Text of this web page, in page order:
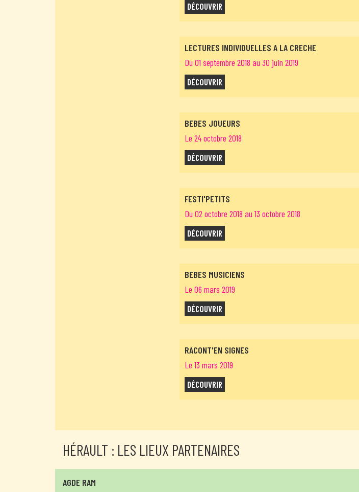
DÉCOUVRIR
LECTURES INDIVIDUELLES A LA CRECHE
Du 01 septembre 2018 au 30 juin 2019
DÉCOUVRIR
BEBES JOUEURS
Le 24 octobre 2018
DÉCOUVRIR
FESTI'PETITS
Du 02 octobre 2018 au 13 octobre 2018
DÉCOUVRIR
BEBES MUSICIENS
Le 06 mars 2019
DÉCOUVRIR
RACONT'EN SIGNES
Le 13 mars 2019
DÉCOUVRIR
HÉRAULT : LES LIEUX PARTENAIRES
AGDE RAM